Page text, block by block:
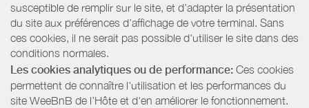
susceptible de remplir sur le site, et d’adapter la présentation
du site aux préférences d’affichage de votre terminal. Sans
ces cookies, il ne serait pas possible d'utiliser le site dans des
conditions normales.
Les cookies analytiques ou de performance: Ces cookies
permettent de connaître l'utilisation et les performances du
site WeeBnB de l’Hôte et d'en améliorer le fonctionnement.